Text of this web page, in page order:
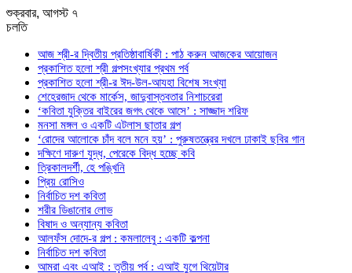
শুক্রবার, আগস্ট ৭
চলতি
আজ শ্রী-র দ্বিতীয় প্রতিষ্ঠাবার্ষিকী : পাঠ করুন আজকের আয়োজন
প্রকাশিত হলো শ্রী গল্পসংখ্যার প্রথম পর্ব
প্রকাশিত হলো শ্রী-র ঈদ-উল-আযহা বিশেষ সংখ্যা
শেহেরজাদ থেকে মার্কেস, জাদুবাস্তবতার নিশাচরেরা
‘কবিতা যুক্তির বাইরের জগৎ থেকে আসে’ : সাজ্জাদ শরিফ
মনসা মঙ্গল ও একটি এটলাস ছাতার গল্প
‘রোদের আলোকে চাঁদ বলে মনে হয়’ : পুরুষতন্ত্রের দখলে ঢাকাই ছবির গান
দক্ষিণে দারুণ যুদ্ধ, পেরেকে বিদ্ধ হচ্ছে কবি
ত্রিকালদর্শী, হে পঙ্খিনি
প্রিয় রোসিও
নির্বাচিত দশ কবিতা
শরীর ডিঙানোর লোভ
বিষাদ ও অন্যান্য কবিতা
আলফঁস দোদে-র গল্প : কমলালেবু : একটি কল্পনা
নির্বাচিত দশ কবিতা
আমরা এবং এআই : তৃতীয় পর্ব : এআই যুগে থিয়েটার